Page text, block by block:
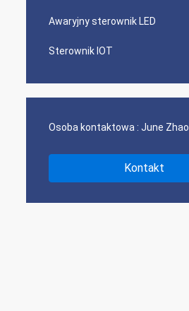
Awaryjny sterownik LED
Sterownik IOT
Osoba kontaktowa : June Zhao
Kontakt